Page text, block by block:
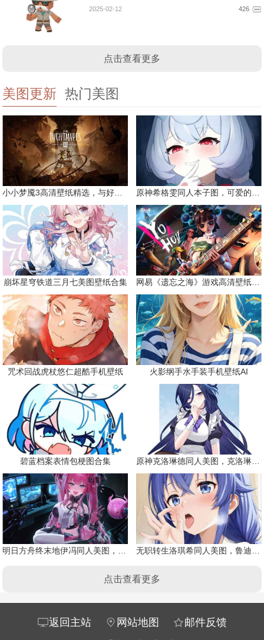
2025-02-12 426
点击查看更多
美图更新 热门美图
小小梦魇3高清壁纸精选，与好友一同面对恐惧 原神希格雯同人本子图，可爱的双马尾
崩坏星穹铁道三月七美图壁纸合集 网易《遗忘之海》游戏高清壁纸精选
咒术回战虎杖悠仁超酷手机壁纸 火影纲手水手装手机壁纸AI
碧蓝档案表情包梗图合集 原神克洛琳德同人美图，克洛琳德战败会怎样
明日方舟终末地伊冯同人美图，粉毛恶魔伊冯 无职转生洛琪希同人美图，鲁迪的二老婆
点击查看更多
返回主站 网站地图 邮件反馈